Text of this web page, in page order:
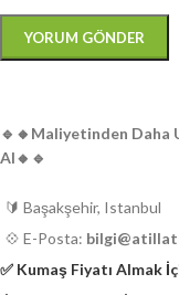
🔹️🔸️Maliyetinden Daha
Al🔸️🔹️
🔰 Başakşehir, Istanbul
💠 E-Posta:
✅️ Kumaş Fiyatı Almak